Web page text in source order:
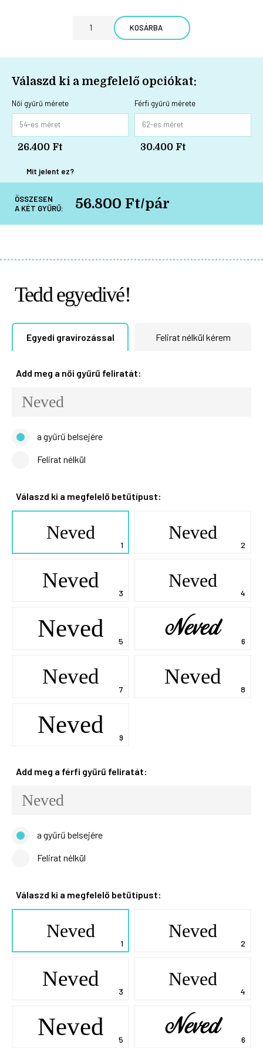
KOSÁRBA
Válaszd ki a megfelelő opciókat:
Női gyűrű mérete
26.400 Ft
Férfi gyűrű mérete
30.400 Ft
Mit jelent ez?
ÖSSZESEN
A KÉT GYŰRŰ:
56.800 Ft/pár
Tedd egyedivé!
Egyedi gravírozással Felirat nélkül kérem
Add meg a női gyűrű feliratát:
a gyűrű belsejére
Felirat nélkül
Válaszd ki a megfelelő betűtípust:
Neved Neved
Neved Neved
Neved Neved
Neved Neved
Neved
Add meg a férfi gyűrű feliratát:
a gyűrű belsejére
Felirat nélkül
Válaszd ki a megfelelő betűtípust:
Neved Neved
Neved Neved
Neved Neved